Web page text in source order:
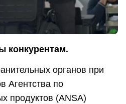
конкурентам.
органов при
Агентства по
продуктов (ANSA)